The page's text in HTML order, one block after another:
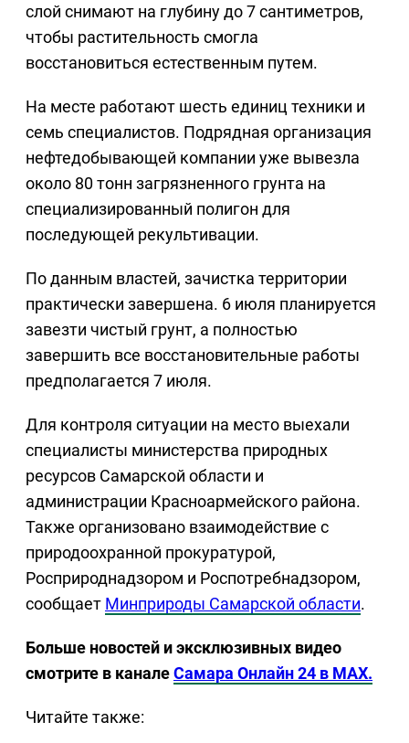
слой снимают на глубину до 7 сантиметров,
чтобы растительность смогла
восстановиться естественным путем.
На месте работают шесть единиц техники и
семь специалистов. Подрядная организация
нефтедобывающей компании уже вывезла
около 80 тонн загрязненного грунта на
специализированный полигон для
последующей рекультивации.
По данным властей, зачистка территории
практически завершена. 6 июля планируется
завезти чистый грунт, а полностью
завершить все восстановительные работы
предполагается 7 июля.
Для контроля ситуации на место выехали
специалисты министерства природных
ресурсов Самарской области и
администрации Красноармейского района.
Также организовано взаимодействие с
природоохранной прокуратурой,
Росприроднадзором и Роспотребнадзором,
сообщает Минприроды Самарской области.
Больше новостей и эксклюзивных видео
смотрите в каналеСамара Онлайн 24 в MAX.
Читайте также: